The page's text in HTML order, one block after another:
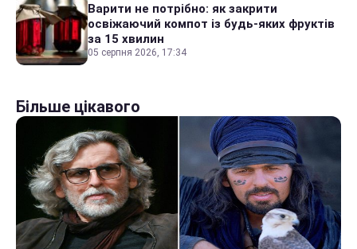
Варити не потрібно: як закрити
освіжаючий компот із будь-яких фруктів
за 15 хвилин
05 серпня 2026, 17:34
Більше цікавого